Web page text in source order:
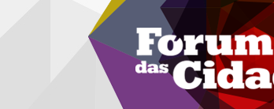
Passar para o conteúdo principalMenu secundário